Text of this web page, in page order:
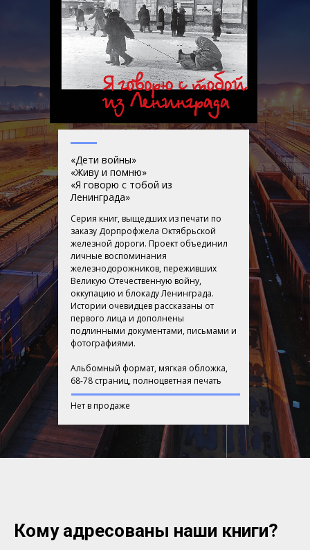
«Дети войны»
«Живу и помню»
«Я говорю с тобой из
Ленинграда»
Серия книг, выщедших из печати по
заказу Дорпрофжела Октябрьской
железной дороги. Проект объединил
личные воспоминания
железнодорожников, переживших
Великую Отечественную войну,
оккупацию и блокаду Ленинграда.
Истории очевидцев рассказаны от
первого лица и дополнены
подлинными документами, письмами и
фотографиями.
Альбомный формат, мягкая обложка,
68-78 страниц, полноцветная печать
Нет в продаже
Кому адресованы наши книги?